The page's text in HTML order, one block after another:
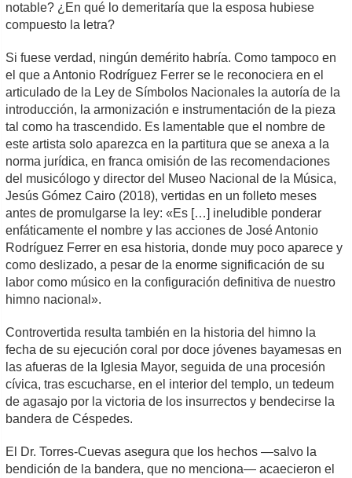
notable? ¿En qué lo demeritaría que la esposa hubiese
compuesto la letra?
Si fuese verdad, ningún demérito habría. Como tampoco en
el que a Antonio Rodríguez Ferrer se le reconociera en el
articulado de la Ley de Símbolos Nacionales la autoría de la
introducción, la armonización e instrumentación de la pieza
tal como ha trascendido. Es lamentable que el nombre de
este artista solo aparezca en la partitura que se anexa a la
norma jurídica, en franca omisión de las recomendaciones
del musicólogo y director del Museo Nacional de la Música,
Jesús Gómez Cairo (2018), vertidas en un folleto meses
antes de promulgarse la ley: «Es […] ineludible ponderar
enfáticamente el nombre y las acciones de José Antonio
Rodríguez Ferrer en esa historia, donde muy poco aparece y
como deslizado, a pesar de la enorme significación de su
labor como músico en la configuración definitiva de nuestro
himno nacional».
Controvertida resulta también en la historia del himno la
fecha de su ejecución coral por doce jóvenes bayamesas en
las afueras de la Iglesia Mayor, seguida de una procesión
cívica, tras escucharse, en el interior del templo, un tedeum
de agasajo por la victoria de los insurrectos y bendecirse la
bandera de Céspedes.
El Dr. Torres-Cuevas asegura que los hechos ―salvo la
bendición de la bandera, que no menciona― acaecieron el